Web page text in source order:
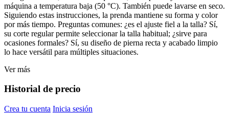
máquina a temperatura baja (50 °C). También puede lavarse en seco.
Siguiendo estas instrucciones, la prenda mantiene su forma y color
por más tiempo. Preguntas comunes: ¿es el ajuste fiel a la talla? Sí,
su corte regular permite seleccionar la talla habitual; ¿sirve para
ocasiones formales? Sí, su diseño de pierna recta y acabado limpio
lo hace versátil para múltiples situaciones.
Ver más
Historial de precio
Crea tu cuenta Inicia sesión